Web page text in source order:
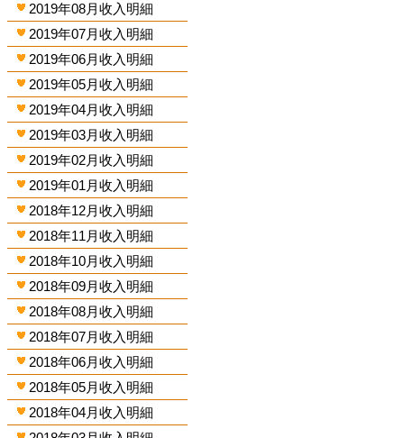
2019年08月收入明細
2019年07月收入明細
2019年06月收入明細
2019年05月收入明細
2019年04月收入明細
2019年03月收入明細
2019年02月收入明細
2019年01月收入明細
2018年12月收入明細
2018年11月收入明細
2018年10月收入明細
2018年09月收入明細
2018年08月收入明細
2018年07月收入明細
2018年06月收入明細
2018年05月收入明細
2018年04月收入明細